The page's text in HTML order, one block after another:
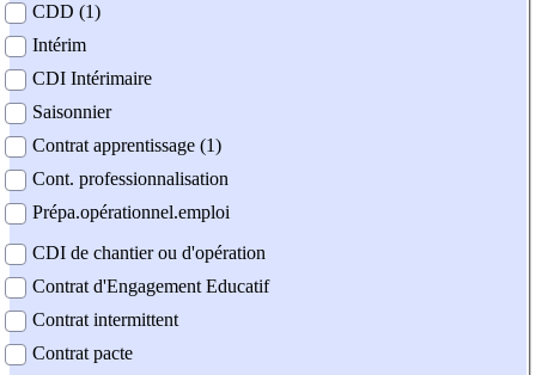
CDD (1)
Intérim
CDI Intérimaire
Saisonnier
Contrat apprentissage (1)
Cont. professionnalisation
Prépa.opérationnel.emploi
CDI de chantier ou d'opération
Contrat d'Engagement Educatif
Contrat intermittent
Contrat pacte